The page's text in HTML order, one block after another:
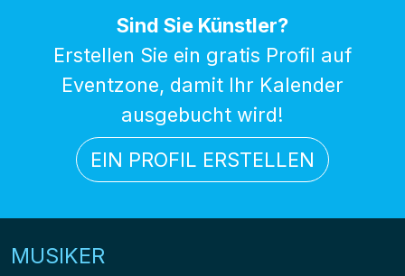
Sind Sie Künstler?
Erstellen Sie ein gratis Profil auf
Eventzone, damit Ihr Kalender
ausgebucht wird!
EIN PROFIL ERSTELLEN
MUSIKER